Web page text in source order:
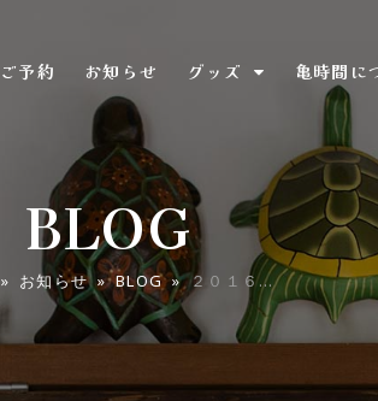
ご予約 お知らせ グッズ 亀時間
BLOG
» お知らせ»BLOG»２０１６…